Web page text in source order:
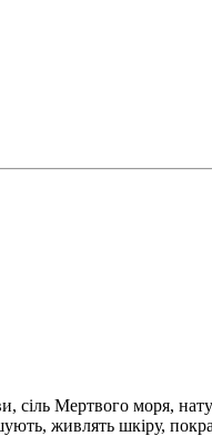
сіль Мертвого моря,
живлять шкіру,